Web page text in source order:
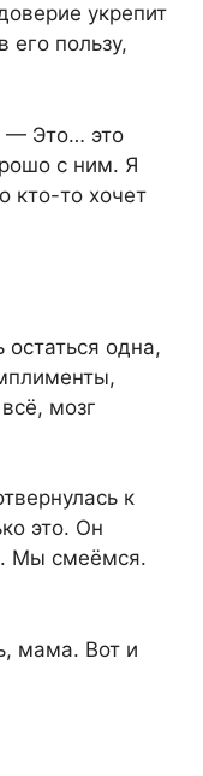
укрепит
его пользу,
— Это… это
с ним. Я
кто-то хочет
одна,
мозг
к
это. Он
Мы смеёмся.
мама. Вот и